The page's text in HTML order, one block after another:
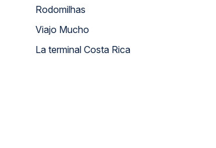
Rodomilhas
Viajo Mucho
La terminal Costa Rica